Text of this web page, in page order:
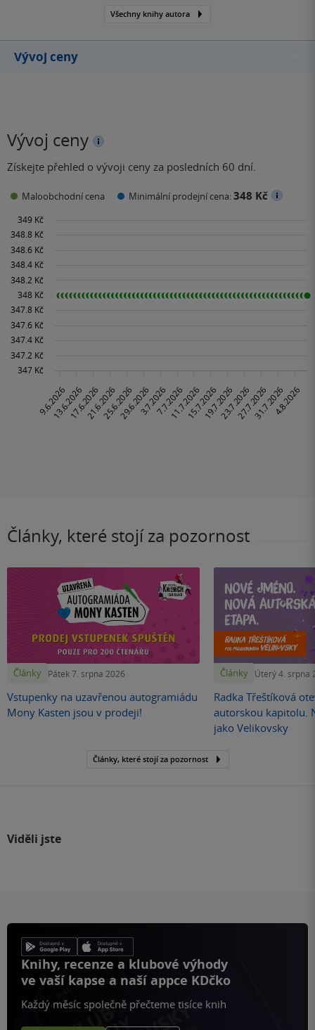
Všechny knihy autora
Vývoj ceny
Vývoj ceny
Získejte přehled o vývoji ceny za posledních 60 dní.
Maloobchodní cena Minimální prodejní cena:348 Kč
Články, které stojí za pozornost
Články Pátek 7. srpna 2026
Vstupenky na uzavřenou autogramiádu
Mony Kasten jsou v prodeji!
Články Úterý 4. srpna
Radka Třeštíková
autorskou kapitolu.
jako Velikovsky
Články, které stojí za pozornost
Viděli jste
Knihy, recenze a klubové výhody
ve vaší kapse a naší appce KDčko
Každý měsíc společně přečteme tisíce knih